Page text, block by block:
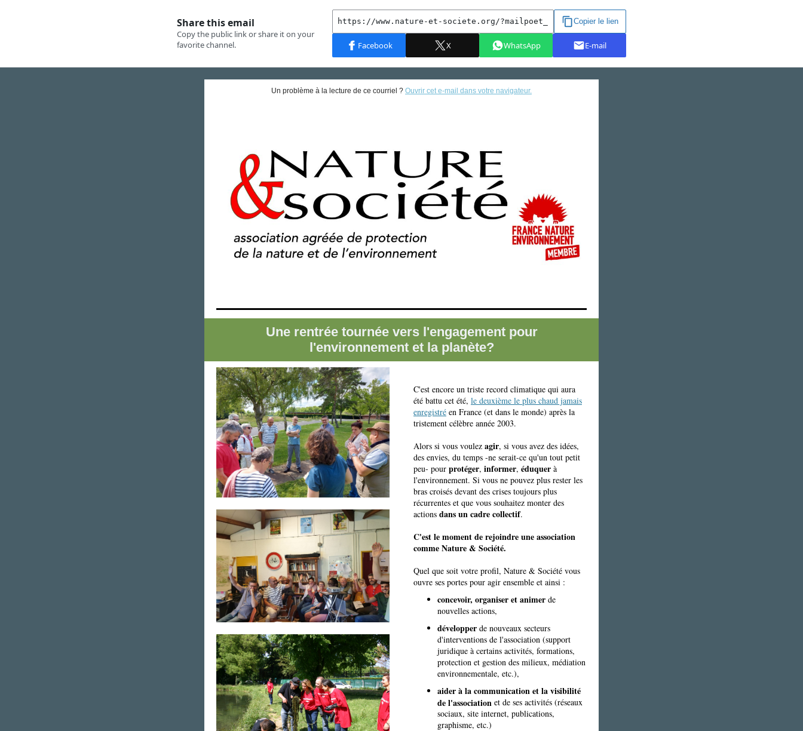
Un problème à la lecture de ce courriel ? Ouvrir cet e-mail dans votre navigateur.
Une rentrée tournée vers l'engagement pour
l'environnement et la planète?
C'est encore un triste record climatique qui aura
été battu cet été, le deuxième le plus chaud jamais
enregistré en France (et dans le monde) après la
tristement célèbre année 2003.
Alors si vous voulez agir, si vous avez des idées,
des envies, du temps -ne serait-ce qu'un tout petit
peu- pour protéger, informer, éduquer à
l'environnement. Si vous ne pouvez plus rester les
bras croisés devant des crises toujours plus
récurrentes et que vous souhaitez monter des
actions dans un cadre collectif.
C'est le moment de rejoindre une association
comme Nature & Société.
Quel que soit votre profil, Nature & Société vous
ouvre ses portes pour agir ensemble et ainsi :
concevoir, organiser et animer de
nouvelles actions,
développer de nouveaux secteurs
d'interventions de l'association (support
juridique à certains activités, formations,
protection et gestion des milieux, médiation
environnementale, etc.),
aider à la communication et la visibilité
de l'association et de ses activités (réseaux
sociaux, site internet, publications,
graphisme, etc.)